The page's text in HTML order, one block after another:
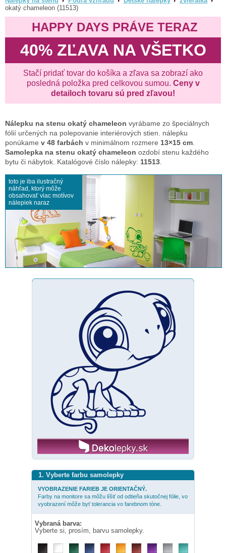
okatý chameleon (11513)
HAPPY DAYS PRÁVE TERAZ
40% ZĽAVA NA VŠETKO
Stačí pridať tovar do košíka a zľava sa zobrazí ako
posledná položka pred celkovou sumou. Ceny v
detailoch tovaru sú pred zľavou!
Nálepku na stenu okatý chameleon vyrábame zo špeciálnych
fólií určených na polepovanie interiérových stien. nálepku
ponúkame v 48 farbách v minimálnom rozmere 13×15 cm
Samolepka na stenu okatý chameleon ozdobí stenu každého
bytu či nábytok. Katalógové číslo nálepky: 11513
toto je iba ilustračný
náhľad, ktorý môže
obsahovať viac motívov
nálepiek naraz
1. Vyberte farbu samolepky
VYOBRAZENIE FARIEB JE ORIENTAČNÝ.
Farby na monitore sa môžu líšiť od odtieňa skutočnej fólie, vo
vyobrazení môže byť tolerancia vo farebnom tóne.
Vybraná barva:
Vyberte si, prosím, barvu samolepky.